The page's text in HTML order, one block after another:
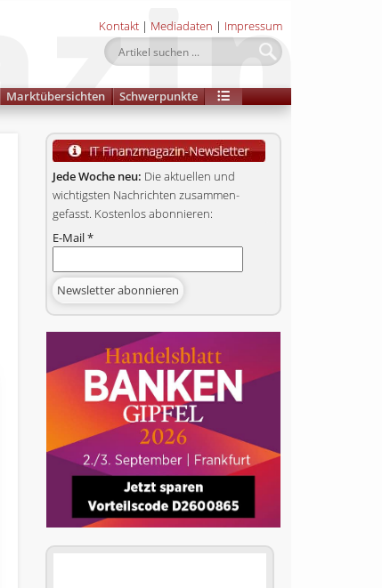
Kontakt | Mediadaten | Impressum
Marktübersichten Schwerpunkte
Jede Woche neu: Die aktuellen und
wichtigsten Nachrichten zusammen­
gefasst. Kostenlos abonnieren:
E-Mail*